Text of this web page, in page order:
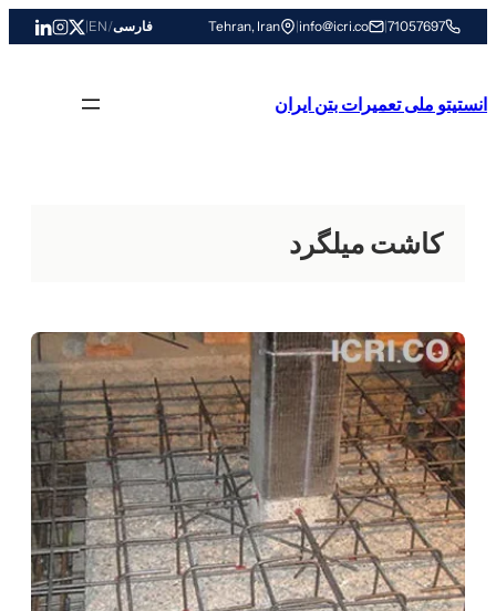
به
71057697
|
info@icri.co
|
Tehran, Iran فارسی/
EN
|
انستیتو ملی تعمیرات بتن ایران
کاشت میلگرد